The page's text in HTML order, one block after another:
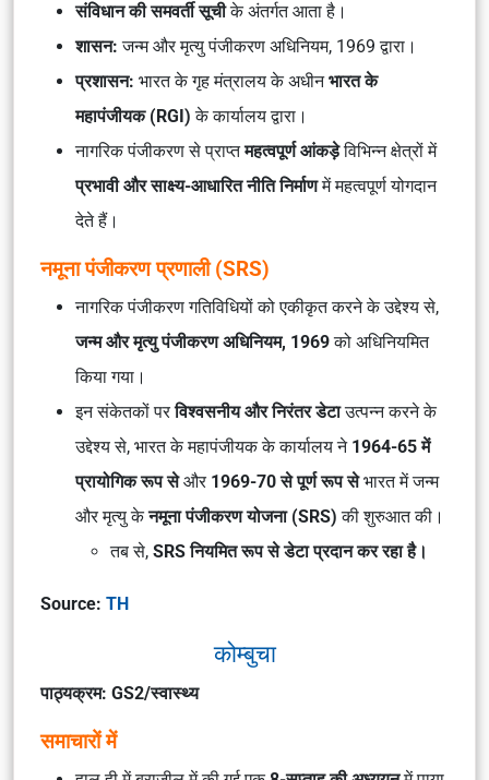
संविधान की समवर्ती सूचीके अंतर्गत आता है।
शासन: जन्म और मृत्यु पंजीकरण अधिनियम, 1969 द्वारा।
प्रशासन: भारत के गृह मंत्रालय के अधीनभारत के
महापंजीयक (RGI) के कार्यालय द्वारा।
नागरिक पंजीकरण से प्राप्तमहत्वपूर्ण आंकड़ेविभिन्न क्षेत्रों में
प्रभावी और साक्ष्य-आधारित नीति निर्माणमें महत्वपूर्ण योगदान
देते हैं।
नमूना पंजीकरण प्रणाली (SRS)
नागरिक पंजीकरण गतिविधियों को एकीकृत करने के उद्देश्य से,
जन्म और मृत्यु पंजीकरण अधिनियम, 1969को अधिनियमित
किया गया।
इन संकेतकों परविश्वसनीय और निरंतर डेटाउत्पन्न करने के
उद्देश्य से, भारत के महापंजीयक के कार्यालय ने 1964-65 में
प्रायोगिक रूप सेऔर 1969-70 से पूर्ण रूप सेभारत में जन्म
और मृत्यु केनमूना पंजीकरण योजना (SRS) की शुरुआत की।
तब से, SRS नियमित रूप से डेटा प्रदान कर रहा है।
Source: TH
कोम्बुचा
पाठ्यक्रम: GS2/स्वास्थ्य
समाचारों में